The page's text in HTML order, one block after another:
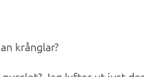
krånglar?